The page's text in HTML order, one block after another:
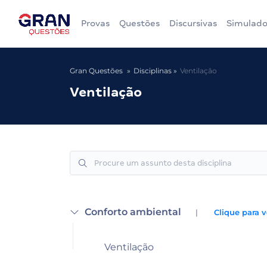
Provas Questões Discursivas
Gran Questões Disciplinas Ventilação
Ventilação
Conforto ambiental | Clique para
Ventilação